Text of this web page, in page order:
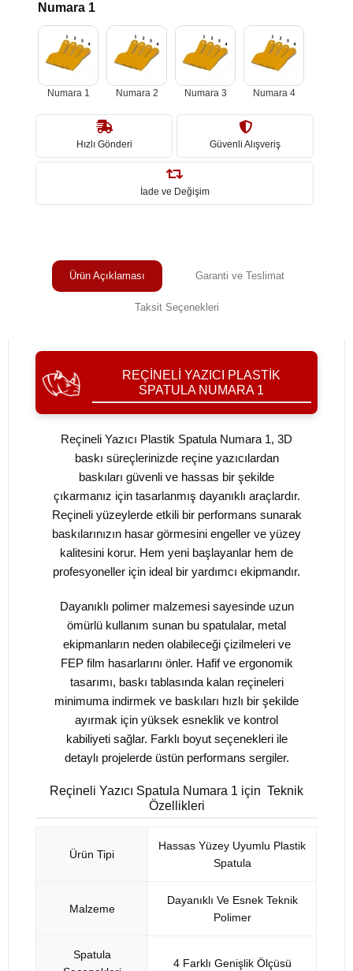
Numara 1
Numara 1 Numara 2 Numara 3 Numara 4
Hızlı Gönderi Güvenli Alışveriş
İade ve Değişim
Ürün Açıklaması Garanti ve Teslimat
Taksit Seçenekleri
REÇINELI YAZICI PLASTIK
SPATULA NUMARA 1
Reçineli Yazıcı Plastik Spatula Numara 1, 3D
baskı süreçlerinizde reçine yazıcılardan
baskıları güvenli ve hassas bir şekilde
çıkarmanız için tasarlanmış dayanıklı araçlardır.
Reçineli yüzeylerde etkili bir performans sunarak
baskılarınızın hasar görmesini engeller ve yüzey
kalitesini korur. Hem yeni başlayanlar hem de
profesyoneller için ideal bir yardımcı ekipmandır.
Dayanıklı polimer malzemesi sayesinde uzun
ömürlü kullanım sunan bu spatulalar, metal
ekipmanların neden olabileceği çizilmeleri ve
FEP film hasarlarını önler. Hafif ve ergonomik
tasarımı, baskı tablasında kalan reçineleri
minimuma indirmek ve baskıları hızlı bir şekilde
ayırmak için yüksek esneklik ve kontrol
kabiliyeti sağlar. Farklı boyut seçenekleri ile
detaylı projelerde üstün performans sergiler.
Reçineli Yazıcı Spatula Numara 1 için Teknik
Özellikleri
Ürün Tipi
Hassas Yüzey Uyumlu Plastik
Spatula
Malzeme
Dayanıklı Ve Esnek Teknik
Polimer
Spatula
4 Farklı Genişlik Ölçüsü